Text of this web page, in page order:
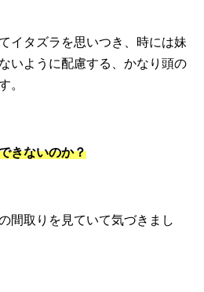
イタズラを思いつき、時には妹
いように配慮する、かなり頭の
。
きないのか？
間取りを見ていて気づきまし